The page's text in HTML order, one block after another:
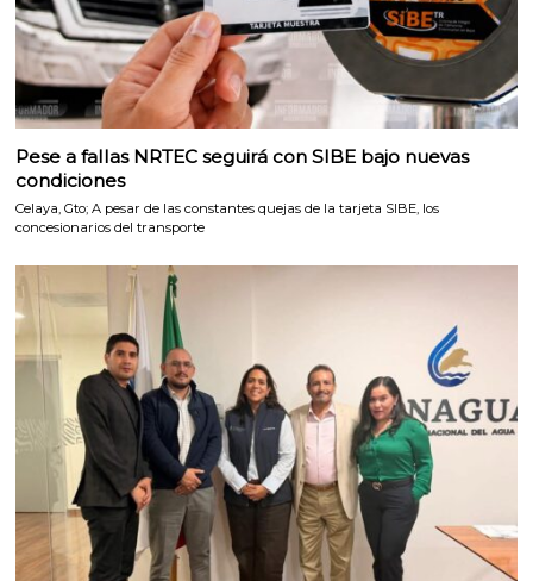
Pese a fallas NRTEC seguirá con SIBE bajo nuevas
condiciones
Celaya, Gto; A pesar de las constantes quejas de la tarjeta SIBE, los
concesionarios del transporte